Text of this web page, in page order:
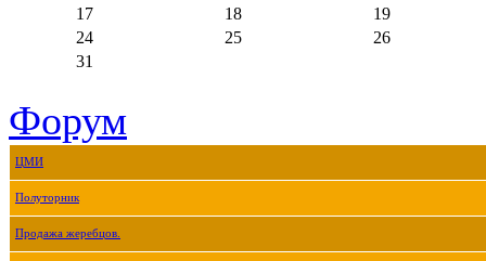
17
18
19
24
25
26
31
Форум
ЦМИ
Полуторник
Продажа жеребцов.